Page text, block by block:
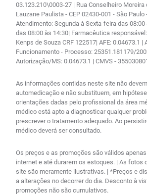
03.123.210\0003-27 | Rua Conselheiro Moreira
Lauzane Paulista - CEP 02430-001 - São Paulo
Atendimento: Segunda à Sexta-feira das 08:00
das 08:00 às 14:30| Farmacêutica
Kenps de Souza CRF 122517| AFE: 0.04673.1 |
Funcionamento - Processo: 25351.181179/
Autorização/MS: 0.04673.1 | CMVS -
As informações contidas neste site não
automedicação e não substituem, em
orientações dadas pelo profissional da área
médico está apto a diagnosticar qualquer
prescrever o tratamento adequado. Ao
médico deverá ser consultado.
Os preços e as promoções são válidos
internet e até durarem os estoques. | As fotos
site são meramente ilustrativas. | *Preços e
a alterações no decorrer do dia. Desconto à
promoções não são cumulativos.